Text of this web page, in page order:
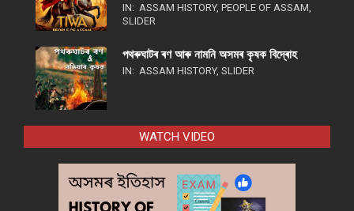
IN: ASSAM HISTORY, PEOPLE OF ASSAM
SLIDER
পথ​ৰুঘাট​ৰ ৰণ আৰু নামনি অসম​ৰ কৃষক বিদ্ৰোহ​
IN: ASSAM HISTORY, SLIDER
WATCH VIDEO